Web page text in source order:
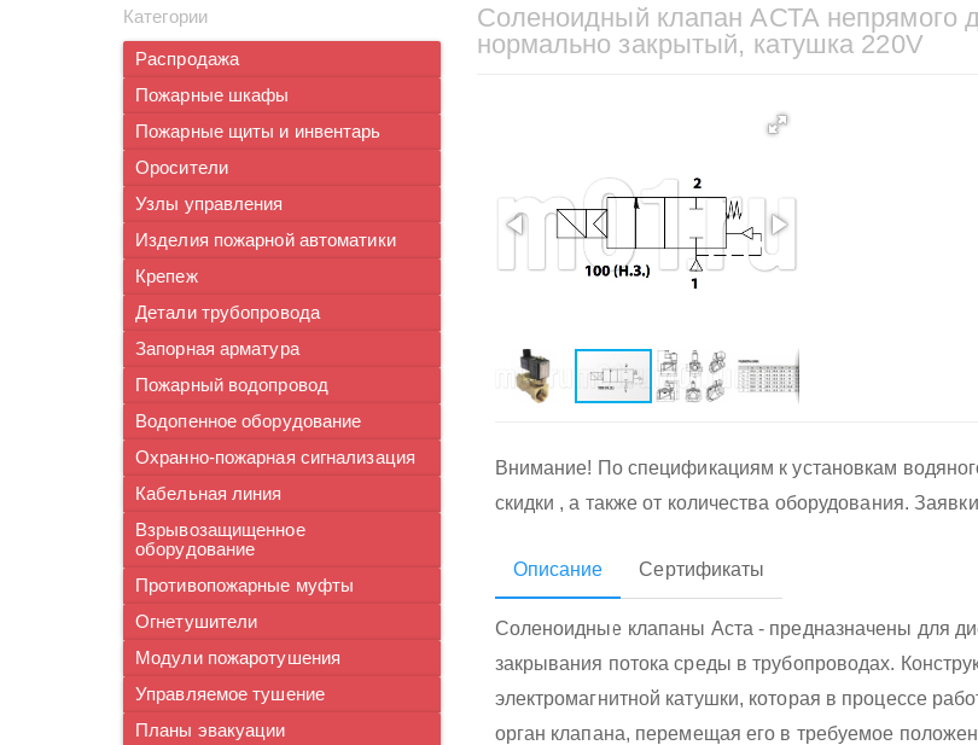
Категории
Распродажа
Пожарные шкафы
Пожарные щиты и инвентарь
Оросители
Узлы управления
Изделия пожарной автоматики
Крепеж
Детали трубопровода
Запорная арматура
Пожарный водопровод
Водопенное оборудование
Охранно-пожарная сигнализация
Кабельная линия
Взрывозащищенное
оборудование
Противопожарные муфты
Огнетушители
Модули пожаротушения
Управляемое тушение
Планы эвакуации
Соленоидный клапан АСТА непрямого
нормально закрытый, катушка 220V
Внимание! По спецификациям к установкам
скидки , а также от количества оборудования.
Описание Сертификаты
Соленоидные клапаны Аста - предназначены для
закрывания потока среды в трубопроводах.
электромагнитной катушки, которая в процессе
орган клапана, перемещая его в требуемое